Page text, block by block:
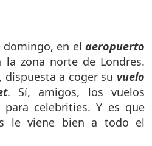
en el aeropuerto
la zona norte de Londres.
dispuesta a coger su vuelo
. Sí, amigos, los vuelos
celebrities. Y es que
le viene bien a todo el